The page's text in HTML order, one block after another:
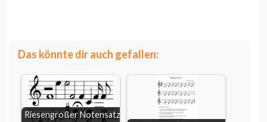
Das könnte dir auch gefallen:
Riesengroßer Notensatz